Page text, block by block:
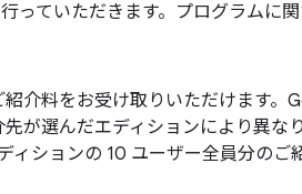
っていただきます。プログラムに
介料をお受け取りいただけます
が選んだエディションにより異
ションの 10 ユーザー全員分の